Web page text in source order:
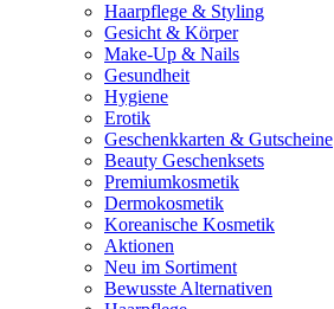
Haarpflege & Styling
Gesicht & Körper
Make-Up & Nails
Gesundheit
Hygiene
Erotik
Geschenkkarten & Gutscheine
Beauty Geschenksets
Premiumkosmetik
Dermokosmetik
Koreanische Kosmetik
Aktionen
Neu im Sortiment
Bewusste Alternativen